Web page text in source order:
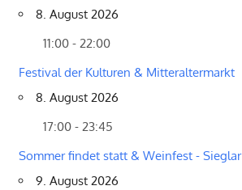
8. August 2026
11:00 - 22:00
Festival der Kulturen & Mitteraltermarkt
8. August 2026
17:00 - 23:45
Sommer findet statt & Weinfest - Sieglar
9. August 2026